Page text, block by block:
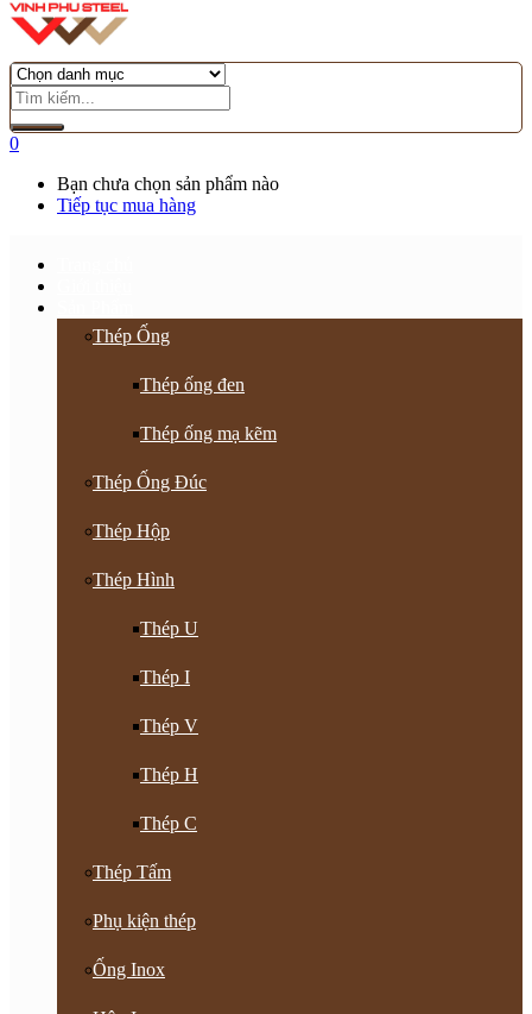
0
Bạn chưa chọn sản phẩm nào
Tiếp tục mua hàng
Thép Ống
Thép ống đen
Thép ống mạ kẽm
Thép Ống Đúc
Thép Hộp
Thép Hình
Thép U
Thép I
Thép V
Thép H
Thép C
Thép Tấm
Phụ kiện thép
Ống Inox